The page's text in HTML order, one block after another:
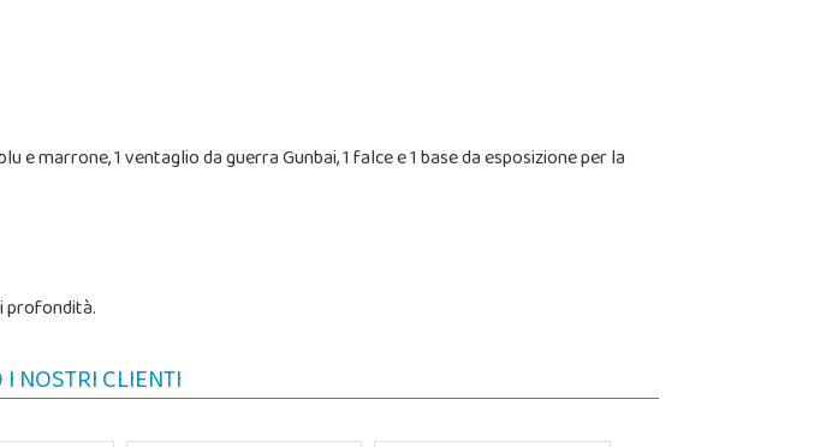
marrone, 1 ventaglio da guerra Gunbai, 1 falce e 1 base da esposizione per la
profondità.
NOSTRI CLIENTI